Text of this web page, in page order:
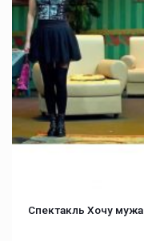
Спектакль Хочу мужа